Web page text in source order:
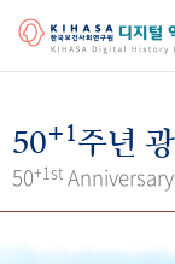
걸어온 길 기관
50+1주년
50+1st